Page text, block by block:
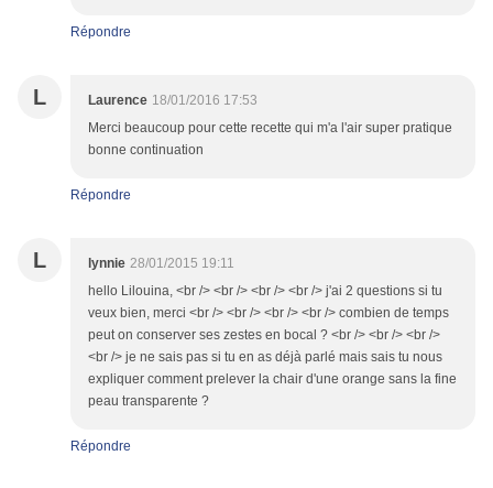
Répondre
L Laurence 18/01/2016 17:53
Merci beaucoup pour cette recette qui m'a l'air super pratique
bonne continuation
Répondre
L lynnie 28/01/2015 19:11
hello Lilouina, <br /> <br /> <br /> <br /> j'ai 2 questions si tu
veux bien, merci <br /> <br /> <br /> <br /> combien de temps
peut on conserver ses zestes en bocal ? <br /> <br /> <br />
<br /> je ne sais pas si tu en as déjà parlé mais sais tu nous
expliquer comment prelever la chair d'une orange sans la fine
peau transparente ?
Répondre